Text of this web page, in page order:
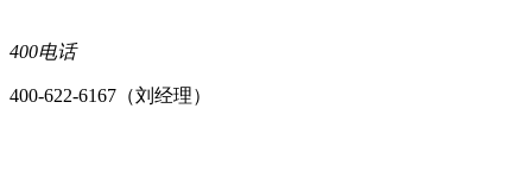
400电话
400-622-6167（刘经理）